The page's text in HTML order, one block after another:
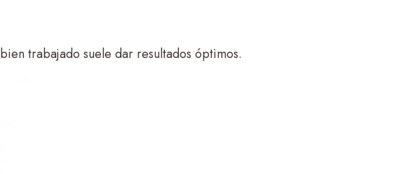
bien trabajado suele dar resultados óptimos.